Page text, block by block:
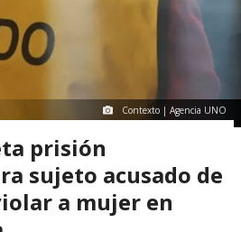
Contexto | Agencia UNO
prisión
sujeto acusado de
a mujer en